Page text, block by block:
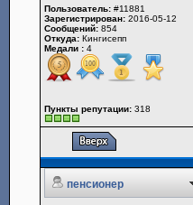
Пользователь: #11881
Зарегистрирован: 2016-05-12
Сообщений: 854
Откуда: Кингисепп
Медали : 4
Пункты репутации: 318
пенсионер